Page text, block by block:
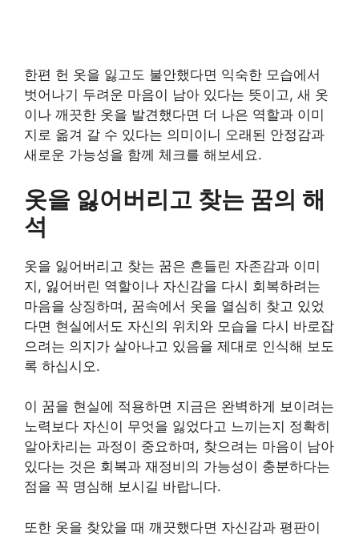
한편 헌 옷을 잃고도 불안했다면 익숙한 모습에서
벗어나기 두려운 마음이 남아 있다는 뜻이고, 새 옷
이나 깨끗한 옷을 발견했다면 더 나은 역할과 이미
지로 옮겨 갈 수 있다는 의미이니 오래된 안정감과
새로운 가능성을 함께 체크를 해보세요.
옷을 잃어버리고 찾는 꿈의 해
석
옷을 잃어버리고 찾는 꿈은 흔들린 자존감과 이미
지, 잃어버린 역할이나 자신감을 다시 회복하려는
마음을 상징하며, 꿈속에서 옷을 열심히 찾고 있었
다면 현실에서도 자신의 위치와 모습을 다시 바로잡
으려는 의지가 살아나고 있음을 제대로 인식해 보도
록 하십시오.
이 꿈을 현실에 적용하면 지금은 완벽하게 보이려는
노력보다 자신이 무엇을 잃었다고 느끼는지 정확히
알아차리는 과정이 중요하며, 찾으려는 마음이 남아
있다는 것은 회복과 재정비의 가능성이 충분하다는
점을 꼭 명심해 보시길 바랍니다.
또한 옷을 찾았을 때 깨끗했다면 자신감과 평판이